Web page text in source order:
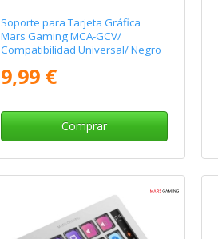
Soporte para Tarjeta Gráfica
Mars Gaming MCA-GCV/
Compatibilidad Universal/ Negro
9,99 €
Comprar